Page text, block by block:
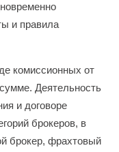
и правила
комиссионных от
Деятельность
и договоре
брокеров, в
брокер, фрахтовый